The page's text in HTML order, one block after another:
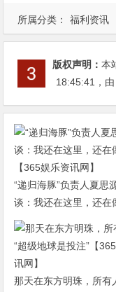
所属分类： 福利资讯
版权声明：本
18:45:41 ，
“递归海豚”负责人夏思
谈：我还在这里，还在
【365娱乐资讯网】
那天在东方明珠，所有